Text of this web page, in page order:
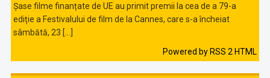
Șase filme finanțate de UE au primit premii la cea de a 79-a
ediție a Festivalului de film de la Cannes, care s-a încheiat
sâmbătă, 23 […]
Powered by RSS 2 HTML